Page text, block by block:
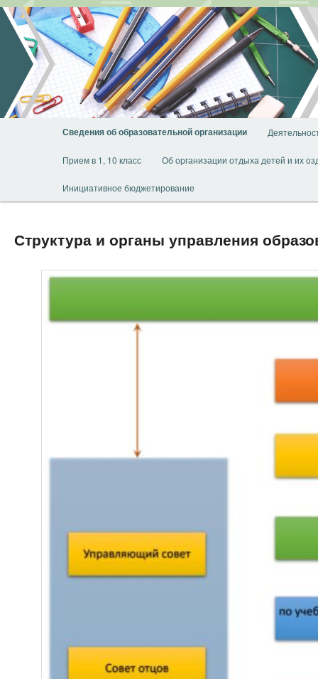
Перейти
основному
содержимому
Сведения об образовательной организации
Прием в 1, 10 класс Об организации отдыха детей и их
Инициативное бюджетирование
Структура и органы управления